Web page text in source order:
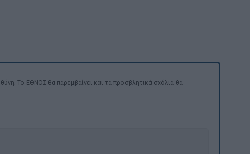
Το ΕΘΝΟΣ θα παρεμβαίνει και τα προσβλητικά σχόλια θα